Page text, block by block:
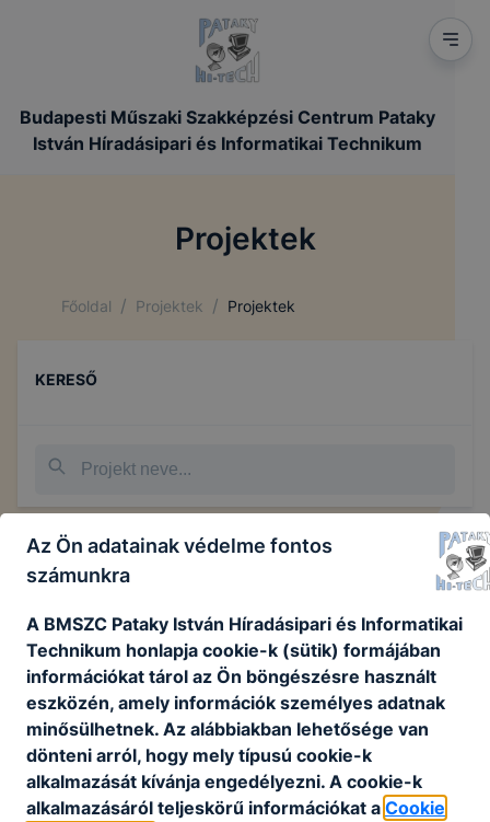
Budapesti Műszaki Szakképzési Centrum Pataky
István Híradásipari és Informatikai Technikum
Projektek
Főoldal / Projektek / Projektek
KERESŐ
Projektek
Széchenyi 2020 projektek
Nincs találat
Az Ön adatainak védelme fontos
számunkra
A BMSZC Pataky István Híradásipari és Informatikai
Technikum honlapja cookie-k (sütik) formájában
információkat tárol az Ön böngészésre használt
eszközén, amely információk személyes adatnak
minősülhetnek. Az alábbiakban lehetősége van
dönteni arról, hogy mely típusú cookie-k
alkalmazását kívánja engedélyezni. A cookie-k
alkalmazásáról teljeskörű információkat a Cookie